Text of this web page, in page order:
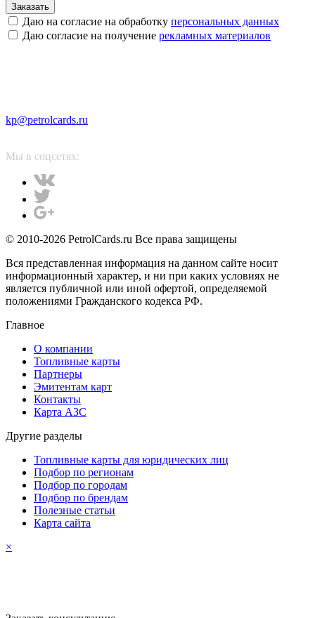
Заказать
Даю на согласие на обработку персональных данных
Даю согласие на получение рекламных материалов
kp@petrolcards.ru
Мы в соцсетях:
© 2010-2026 PetrolCards.ru Все права защищены
Вся представленная информация на данном сайте носит
информационный характер, и ни при каких условиях не
является публичной или иной офертой, определяемой
положениями Гражданского кодекса РФ.
Главное
О компании
Топливные карты
Партнеры
Эмитентам карт
Контакты
Карта АЗС
Другие разделы
Топливные карты для юридических лиц
Подбор по регионам
Подбор по городам
Подбор по брендам
Полезные статьи
Карта сайта
×